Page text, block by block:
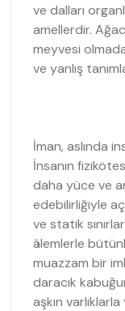
ve dalları
amellerdir.
meyvesi
ve yanlış
İman, aslında
İnsanın
daha yüce ve
edebilirliğiyle
ve statik
âlemlerle
muazzam bir
daracık
aşkın